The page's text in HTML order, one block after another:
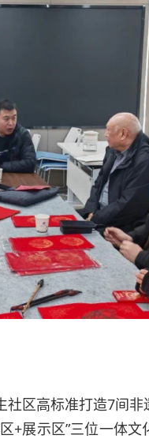
区高标准打造7间
+展示区”三位一体